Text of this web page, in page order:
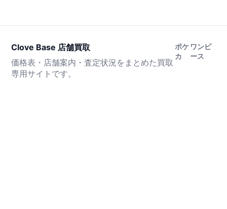
Clove Base 店舗買取
価格表・店舗案内・査定状況をまとめた買取
専用サイトです。
ポケ
カ
ワンピ
ース